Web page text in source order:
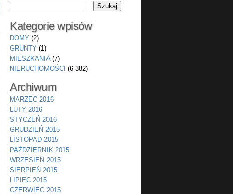
Kategorie wpisów
DOMY (2)
GRUNTY (1)
MIESZKANIA(7)
NIERUCHOMOŚCI (6 382)
Archiwum
MARZEC 2016
LUTY 2016
STYCZEŃ 2016
GRUDZIEŃ 2015
LISTOPAD 2015
PAŹDZIERNIK 2015
WRZESIEŃ 2015
SIERPIEŃ 2015
LIPIEC 2015
CZERWIEC 2015